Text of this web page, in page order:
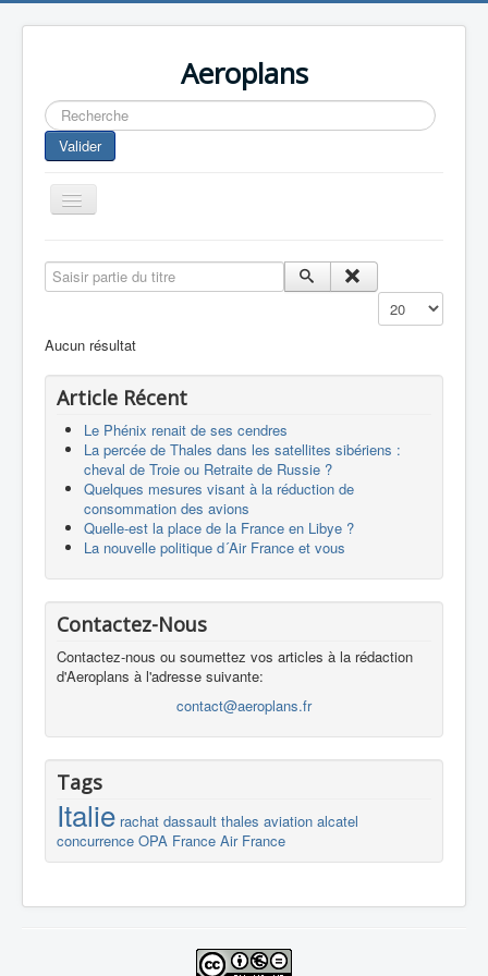
Aeroplans
Rechercher
Valider
Toggle
Navigation
Aviation Commerciale
Europespace
Drones
Saisir partie du titre
Affichage #
Aucun résultat
Article Récent
Le Phénix renait de ses cendres
La percée de Thales dans les satellites sibériens :
cheval de Troie ou Retraite de Russie ?
Quelques mesures visant à la réduction de
consommation des avions
Quelle-est la place de la France en Libye ?
La nouvelle politique d´Air France et vous
Contactez-Nous
Contactez-nous ou soumettez vos articles à la rédaction
d'Aeroplans à l'adresse suivante:
contact@aeroplans.fr
Tags
Italie rachat dassault thales aviation alcatel
concurrence OPA France Air France